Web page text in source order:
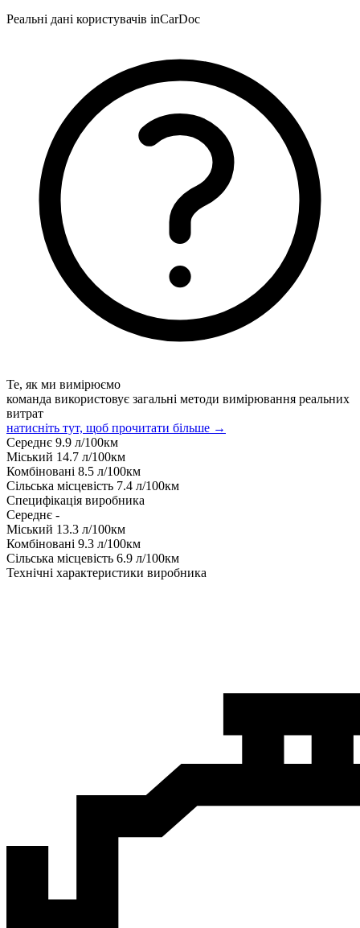
Реальні дані користувачів inCarDoc
Те, як ми вимірюємо
команда використовує загальні методи вимірювання реальних
витрат
натисніть тут, щоб прочитати більше →
Середнє 9.9 л/100км
Міський 14.7 л/100км
Комбіновані 8.5 л/100км
Сільська місцевість 7.4 л/100км
Специфікація виробника
Середнє -
Міський 13.3 л/100км
Комбіновані 9.3 л/100км
Сільська місцевість 6.9 л/100км
Технічні характеристики виробника